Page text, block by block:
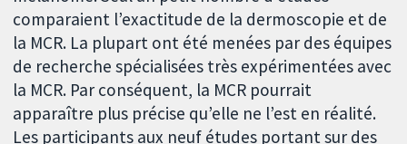
comparaient l’exactitude de la dermoscopie et de
la MCR. La plupart ont été menées par des équipes
de recherche spécialisées très expérimentées avec
la MCR. Par conséquent, la MCR pourrait
apparaître plus précise qu’elle ne l’est en réalité.
Les participants aux neuf études portant sur des